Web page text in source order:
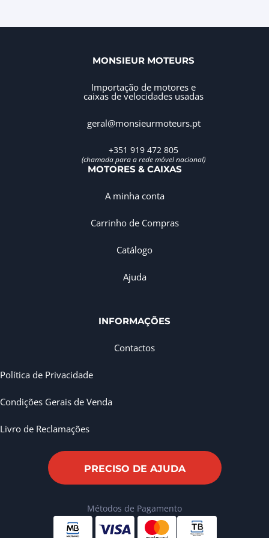
MONSIEUR MOTEURS
Importação de motores e
caixas de velocidades usadas
geral@monsieurmoteurs.pt
+351 919 472 805
(chamada para a rede móvel nacional)
MOTORES & CAIXAS
A minha conta
Carrinho de Compras
Catálogo
Ajuda
INFORMAÇÕES
Contactos
Política de Privacidade
Condições Gerais de Venda
Livro de Reclamações
PRECISO DE AJUDA
Métodos de Pagamento